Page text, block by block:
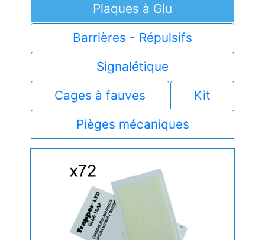
Plaques à Glu
Barrières - Répulsifs
Signalétique
Cages à fauves
Kit
Pièges mécaniques